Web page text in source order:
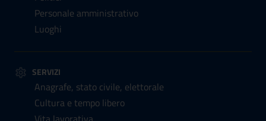
Personale amministrativo
Luoghi
SERVIZI
Anagrafe, stato civile, elettorale
Cultura e tempo libero